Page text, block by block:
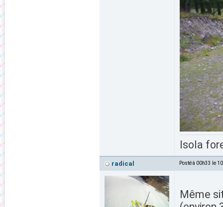
Isola
radical Posté à 00h33 le
Même